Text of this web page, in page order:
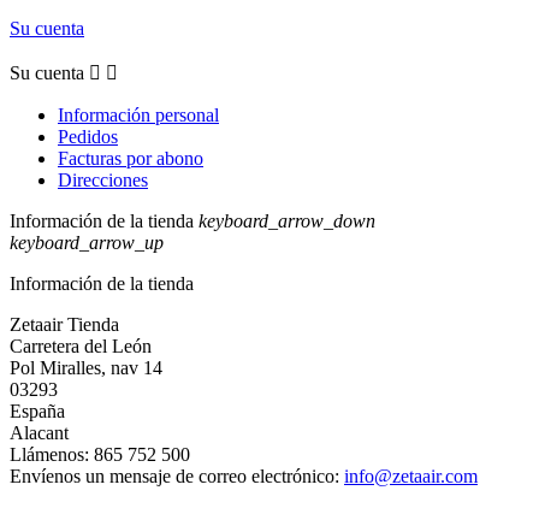
Su cuenta
Su cuenta  
Información personal
Pedidos
Facturas por abono
Direcciones
Información de la tienda keyboard_arrow_down
keyboard_arrow_up
Información de la tienda
Zetaair Tienda
Carretera del León
Pol Miralles, nav 14
03293
España
Alacant
Llámenos: 865 752 500
Envíenos un mensaje de correo electrónico: info@zetaair.com